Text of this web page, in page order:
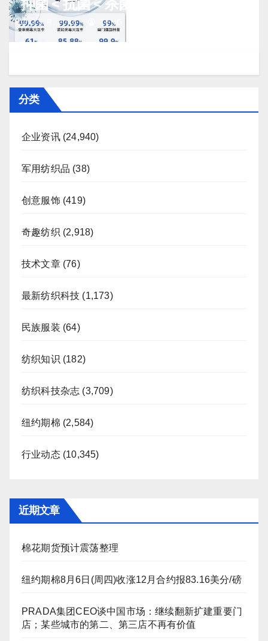
抑菌 < 抗菌 < 杀菌 < 灭菌,如何驱分？
J 5 月, 2026 TENG
分类
企业资讯(24,940)
军用纺织品 (38)
创意服饰(419)
奇趣纺织 (2,918)
技术文章(76)
最新纺织科技 (1,173)
民族服装 (64)
纺织知识 (182)
纺织科技杂志 (3,709)
纽约期棉 (2,584)
行业动态(10,345)
近期文章
棉花期货预计震荡整理
纽约期棉8月6日(周四)收涨12月合约报83.16美分/磅
PRADA集团CEO谈中国市场：继续翻新扩建重要门
店；某些城市的第二、第三店不再有价值